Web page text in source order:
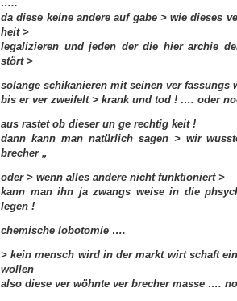
…..
da diese keine andere auf gabe > wie dieses
heit >
legalizieren und jeden der die hier archie
stört >
solange schikanieren mit seinen ver fassungs
bis er ver zweifelt > krank und tod ! …. oder
aus rastet ob dieser un ge rechtig keit !
dann kann man natürlich sagen > wir
brecher „
oder > wenn alles andere nicht funktioniert >
kann man ihn ja zwangs weise in die
legen !
chemische lobotomie ….
> kein mensch wird in der markt wirt schaft
wollen
also diese ver wöhnte ver brecher masse ….